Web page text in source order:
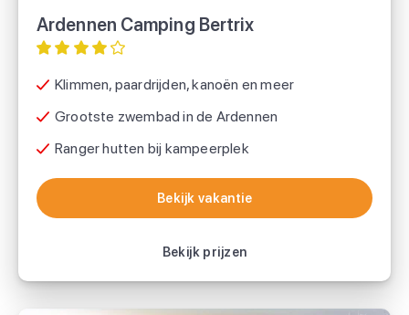
Ardennen Camping Bertrix
Klimmen, paardrijden, kanoën en meer
Grootste zwembad in de Ardennen
Ranger hutten bij kampeerplek
Bekijk vakantie
Bekijk prijzen
Bekijk vakantie